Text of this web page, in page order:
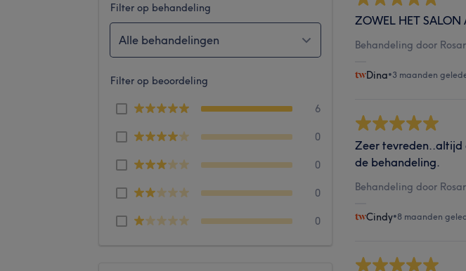
Filter op behandeling
Alle behandelingen
Filter op beoordeling
6
0
0
0
0
ZOWEL HET SALON
Behandeling door
Dina•3 maanden
Zeer tevreden..altijd
de behandeling.
Behandeling door
Cindy•8 maanden